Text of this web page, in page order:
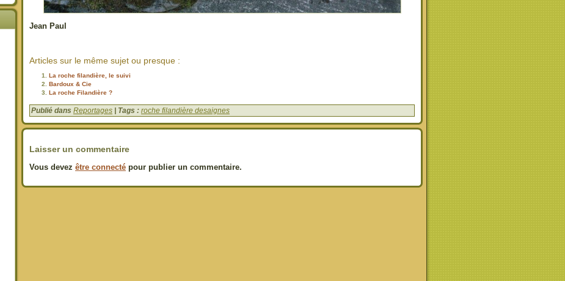
Jean Paul
Articles sur le même sujet ou presque :
La roche filandière, le suivi
Bardoux & Cie
La roche Filandière ?
Publié dans Reportages | Tags : roche filandière desaignes
Laisser un commentaire
Vous devez être connecté pour publier un commentaire.